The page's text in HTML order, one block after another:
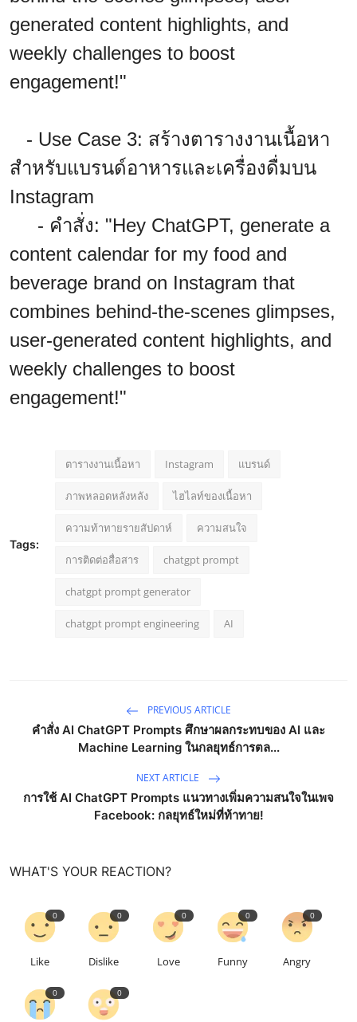
generated content highlights, and
weekly challenges to boost
engagement!"
- Use Case 3: สร้างตารางงานเนื้อหา
สำหรับแบรนด์อาหารและเครื่องดื่มบน
Instagram
- คำสั่ง: "Hey ChatGPT, generate a
content calendar for my food and
beverage brand on Instagram that
combines behind-the-scenes glimpses,
user-generated content highlights, and
weekly challenges to boost
engagement!"
Tags:
ตารางงานเนื้อหา Instagram แบรนด์
ภาพหลอดหลังหลัง ไฮไลท์ของเนื้อหา
ความท้าทายรายสัปดาห์ ความสนใจ
การติดต่อสื่อสาร chatgpt prompt
chatgpt prompt generator
chatgpt prompt engineering AI
PREVIOUS ARTICLE
คำสั่ง AI ChatGPT Prompts ศึกษาผลกระทบของ AI และ
Machine Learning ในกลยุทธ์การตล...
NEXT ARTICLE
การใช้ AI ChatGPT Prompts แนวทางเพิ่มความสนใจในเพจ
Facebook: กลยุทธ์ใหม่ที่ท้าทาย!
WHAT'S YOUR REACTION?
0
Like
0
Dislike
0
Love
0
Funny
0
Angry
0 0